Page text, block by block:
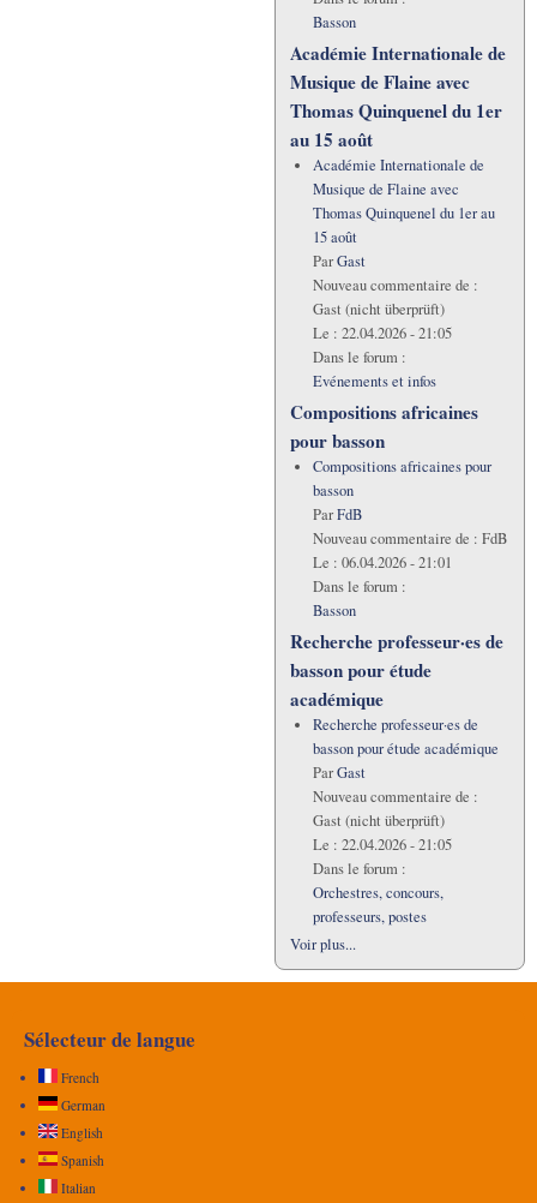
Basson
Académie Internationale de
Musique de Flaine avec
Thomas Quinquenel du 1er
au 15 août
Académie Internationale de
Musique de Flaine avec
Thomas Quinquenel du 1er au
15 août
ParGast
Nouveau commentaire de :
Gast (nicht überprüft)
Le : 22.04.2026 - 21:05
Dans le forum :
Evénements et infos
Compositions africaines
pour basson
Compositions africaines pour
basson
ParFdB
Nouveau commentaire de : FdB
Le : 06.04.2026 - 21:01
Dans le forum :
Basson
Recherche professeur·es de
basson pour étude
académique
Recherche professeur·es de
basson pour étude académique
ParGast
Nouveau commentaire de :
Gast (nicht überprüft)
Le : 22.04.2026 - 21:05
Dans le forum :
Orchestres, concours,
professeurs, postes
Voir plus...
Sélecteur de langue
French
German
English
Spanish
Italian